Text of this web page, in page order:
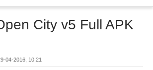
City v5 Full APK
04-2016, 10:21